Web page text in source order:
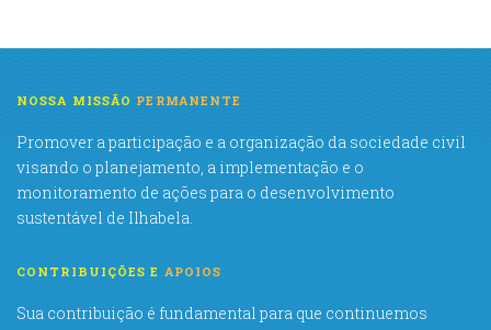
NOSSA MISSÃO PERMANENTE
Promover a participação e a organização da sociedade civil
visando o planejamento, a implementação e o
monitoramento de ações para o desenvolvimento
sustentável de Ilhabela.
CONTRIBUIÇÕES E APOIOS
Sua contribuição é fundamental para que continuemos